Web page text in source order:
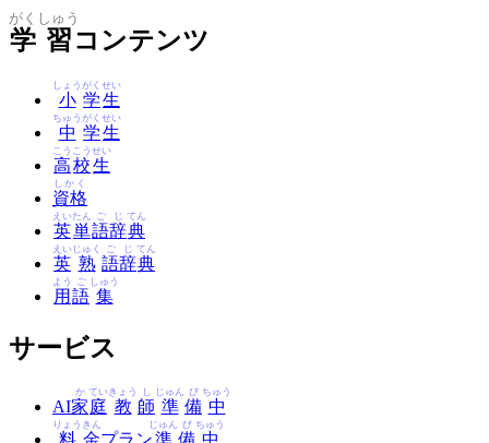
学
がく
習
しゅう
コンテンツ
小
しょう
学
がく
生
せい
中
ちゅう
学
がく
生
せい
高
こう
校
こう
生
せい
資格
しかく
英
えい
単
たん
語
ご
辞
じ
典
てん
英
えい
熟
じゅく
語
ご
辞
じ
典
てん
用
よう
語
ご
集
しゅう
サービス
AI家
か
庭
てい
教
きょう
師
し
準
じゅん
備
び
中
ちゅう
りょう きん じゅん び ちゅう